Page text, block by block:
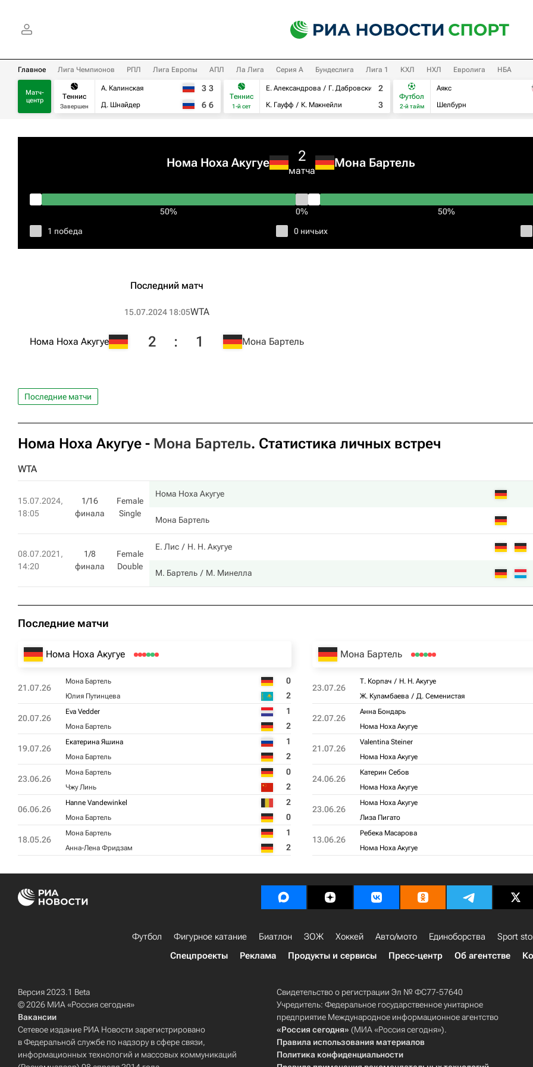
Главное Лига Чемпионов РПЛ Лига Европы АПЛ Ла Лига Серия А Бундеслига Лига 1 КХЛ НХЛ Евролига НБА
Матч-
центр
Теннис
Завершен
А. Калинская
Д. Шнайдер
3 3
6 6
Теннис
1-й сет
Е. Александрова
Г. Дабровски
К. Гауфф
К. Макнейли
2
3
Футбол
2-й тайм
Аякс
Шелбурн
Нома Ноха Акугуе 2
матча
Мона Бартель
50% 0% 50%
1 победа 0 ничьих
Последний матч
15.07.2024 18:05WTA
Нома Ноха Акугуе 2 : 1 Мона Бартель
Последние матчи
Нома Ноха Акугуе - Мона Бартель. Статистика личных встреч
WTA
15.07.2024,
18:05
1/16
финала
Female
Single
Нома Ноха Акугуе
Мона Бартель
08.07.2021,
14:20
1/8
финала
Female
Double
Е. Лис Н. Н. Акугуе
М. Бартель М. Минелла
Последние матчи
Нома Ноха Акугуе
21.07.26
Мона Бартель 0
Юлия Путинцева 2
20.07.26
Eva Vedder 1
Мона Бартель 2
19.07.26
Екатерина Яшина 1
Мона Бартель 2
23.06.26
Мона Бартель 0
Чжу Линь 2
06.06.26
Hanne Vandewinkel 2
Мона Бартель 0
18.05.26
Мона Бартель 1
Анна-Лена Фридзам 2
Мона Бартель
23.07.26
Т. Корпач Н. Н. Акугуе
Ж. Куламбаева Д. Семенистая
22.07.26
Анна Бондарь
Нома Ноха Акугуе
21.07.26
Valentina Steiner
Нома Ноха Акугуе
24.06.26
Катерин Себов
Нома Ноха Акугуе
23.06.26
Нома Ноха Акугуе
Лиза Пигато
13.06.26
Ребека Масарова
Нома Ноха Акугуе
Футбол Фигурное катание Биатлон ЗОЖ Хоккей Авто/мото Единоборства Sport
Спецпроекты
Реклама Продукты и сервисы Пресс-центр Об агентстве
Версия 2023.1 Beta
© 2026 МИА «Россия сегодня»
Вакансии
Сетевое издание РИА Новости зарегистрировано
в Федеральной службе по надзору в сфере связи,
информационных технологий и массовых коммуникаций
Свидетельство о регистрации Эл № ФС77-57640
Учредитель: Федеральное государственное унитарное
предприятие Международное информационное агентство
«Россия сегодня» (МИА «Россия сегодня»).
Правила использования материалов
Политика конфиденциальности